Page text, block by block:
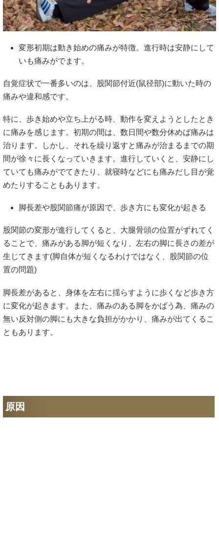
変形初期は動き始めの痛みが特徴。進行時は安静にして
いも痛みがでます。
自覚症状で一番多いのは、股関節付近(鼠径部)に動いた時の
痛みや違和感です。
特に、歩き始めや立ち上がる時、動作を変えようとしたとき
に痛みを感じます。初期の間は、数日間や数分休めば痛みは
治ります。しかし、それを繰り返すと痛みが治まるまでの期
間が徐々に長くなっていきます。進行していくと、安静にし
ていても痛みがでてきたり、就寝時などにも痛みだし目が覚
めたりすることもあります。
脚長差や股関節痛が原因で、歩き方にも変化が起きる
股関節の変形が進行してくると、大腿骨頭の位置がずれてく
ることで、痛みがある脚が短くなり、左右の脚に長さの差が
生じてきます(脚自体が短くなるわけではなく、股関節の位
置の問題)
脚長差があると、身体を左右に揺らすように歩くなど歩き方
に変化が起きます。また、痛みのある脚をかばう為、痛みの
無い反対側の脚にも大きな負担がかかり、痛みが出てくるこ
ともあります。
原因